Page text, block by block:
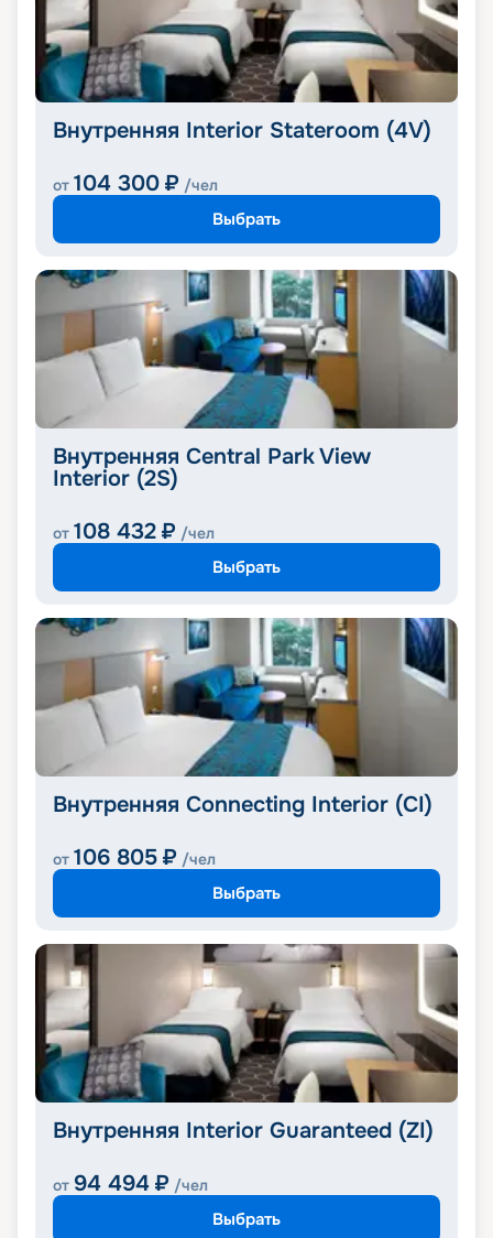
Внутренняя Interior Stateroom (4V)
от 104 300 ₽ /чел
Выбрать
Внутренняя Central Park View
Interior (2S)
от 108 432 ₽ /чел
Выбрать
Внутренняя Connecting Interior (CI)
от 106 805 ₽ /чел
Выбрать
Внутренняя Interior Guaranteed (ZI)
от 94 494 ₽ /чел
Выбрать